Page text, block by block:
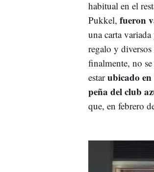
habitual en el
Pukkel, fueron
una carta
regalo y
finalmente, no
estarubicado en
peña del club
que, en febrero